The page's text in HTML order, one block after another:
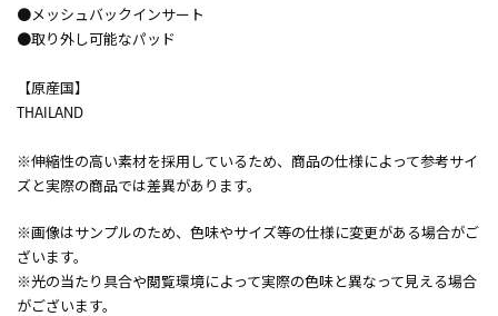
●メッシュバックインサート
●取り外し可能なパッド
【原産国】
THAILAND
※伸縮性の高い素材を採用しているため、商品の仕様によって参考サイ
ズと実際の商品では差異があります。
※画像はサンプルのため、色味やサイズ等の仕様に変更がある場合がご
ざいます。
※光の当たり具合や閲覧環境によって実際の色味と異なって見える場合
がございます。